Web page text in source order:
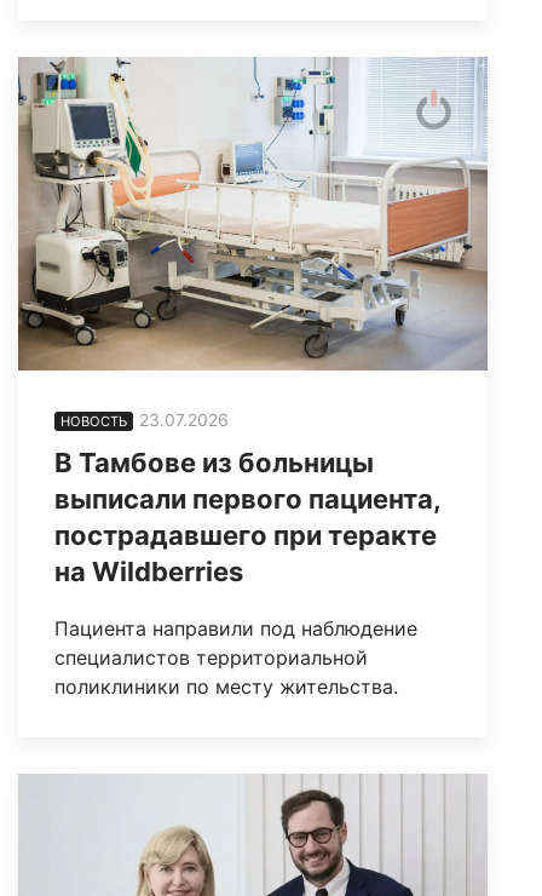
НОВОСТЬ 23.07.2026
В Тамбове из больницы
выписали первого пациента,
пострадавшего при теракте
на Wildberries
Пациента направили под наблюдение
специалистов территориальной
поликлиники по месту жительства.